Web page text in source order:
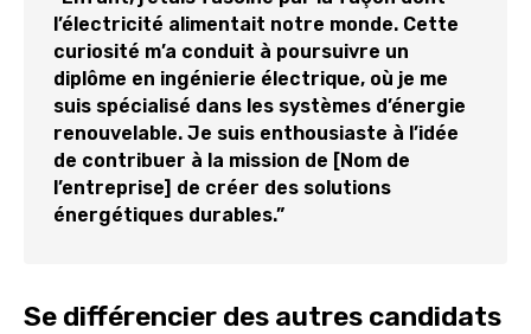
l’électricité alimentait notre monde. Cette
curiosité m’a conduit à poursuivre un
diplôme en ingénierie électrique, où je me
suis spécialisé dans les systèmes d’énergie
renouvelable. Je suis enthousiaste à l’idée
de contribuer à la mission de [Nom de
l’entreprise] de créer des solutions
énergétiques durables.”
Se différencier des autres candidats